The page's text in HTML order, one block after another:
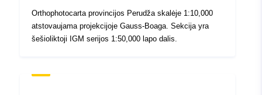
Orthophotocarta provincijos Perudža skalėje 1:10,000
atstovaujama projekcijoje Gauss-Boaga. Sekcija yra
šešioliktoji IGM serijos 1:50,000 lapo dalis.